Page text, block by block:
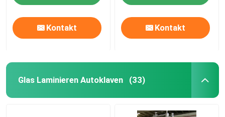
Kontakt Kontakt
Glas Laminieren Autoklaven (33)